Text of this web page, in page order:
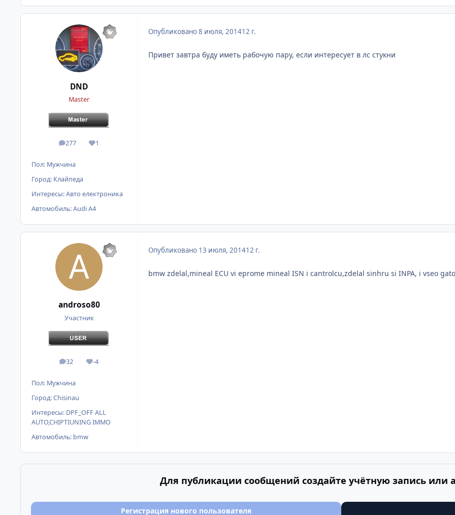
DND
Master
277
сообщения
1
Репутация
Пол: Мужчина
Город: Клайпеда
Интересы:Авто електроника
Автомобиль:Audi A4
Опубликовано8 июля, 201412 г.
Привет завтра буду иметь рабочую пару, если интересует в лс стукни
androso80
Участник
32
сообщения
-4
Репутация
Пол: Мужчина
Город:Chisinau
Интересы: DPF_OFF ALL
AUTO,CHIPTIUNING IMMO
Автомобиль: bmw
Опубликовано 13 июля, 201412 г.
bmw zdelal,mineal ECU vi eprome mineal ISN i cantrolcu,zdelal sinhru si INPA, i vseo
Для публикации сообщений создайте учётную запись или
Регистрация нового пользователя